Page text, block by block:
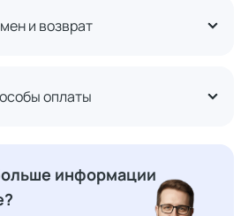
и возврат
оплаты
информации